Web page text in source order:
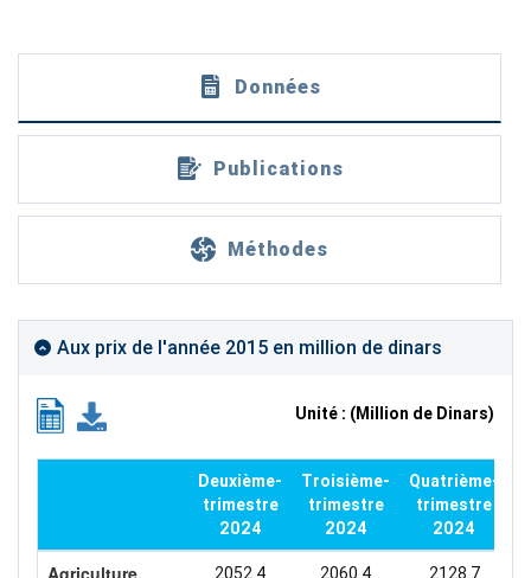
Données
Publications
Méthodes
Aux prix de l'année 2015 en million de dinars
Unité : (Million de Dinars)
deuxième-
trimestre
2024
troisième-
trimestre
2024
quatrième-
trimestre
2024
Agriculture,
2052.4 2060.4 2128.7